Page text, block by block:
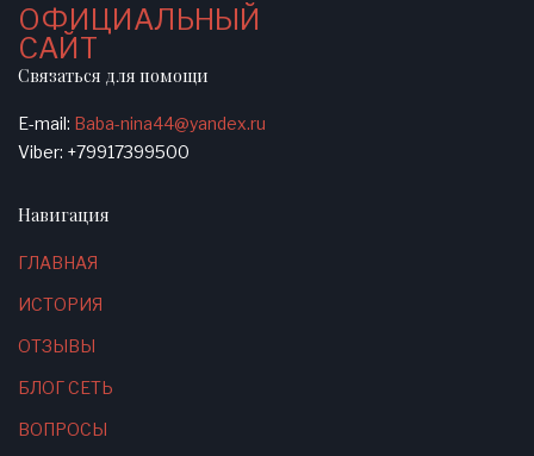
ОФИЦИАЛЬНЫЙ
САЙТ
Связаться для помощи
E-mail: Baba-nina44@yandex.ru
Viber: +79917399500
Навигация
ГЛАВНАЯ
ИСТОРИЯ
ОТЗЫВЫ
БЛОГ СЕТЬ
ВОПРОСЫ